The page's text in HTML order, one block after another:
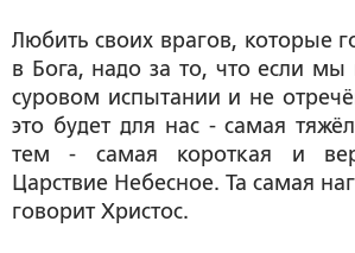
Любить своих врагов, которые
в Бога, надо за то, что если
суровом испытании и не
это будет для нас - самая
тем - самая короткая и
Царствие Небесное. Та самая
говорит Христос.